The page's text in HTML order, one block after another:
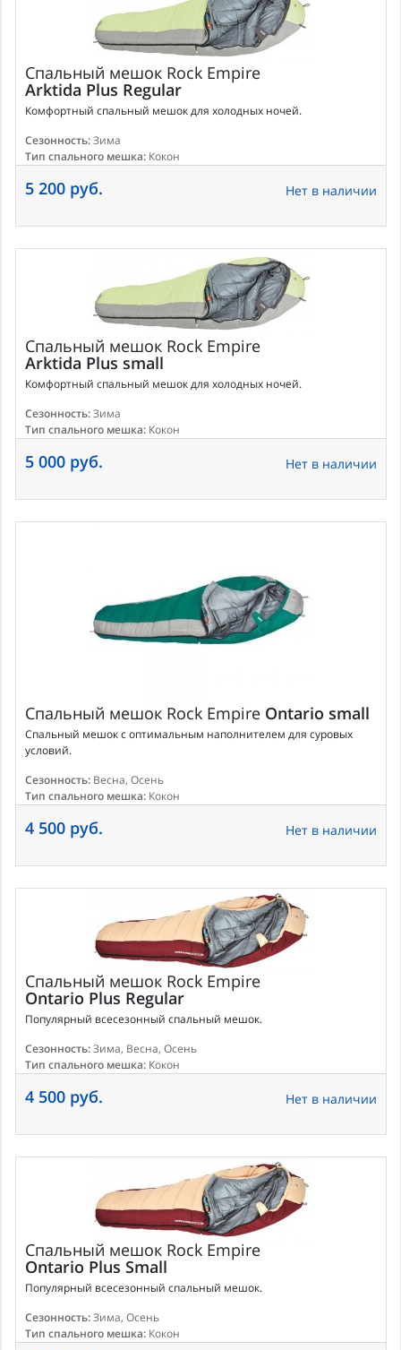
Спальный мешок Rock Empire
Arktida Plus Regular
Комфортный спальный мешок для холодных ночей.
Сезонность:Зима
Тип спального мешка: Кокон
5 200 руб. Нет в наличии
Спальный мешок Rock Empire
Arktida Plus small
Комфортный спальный мешок для холодных ночей.
Сезонность:Зима
Тип спального мешка: Кокон
5 000 руб. Нет в наличии
Спальный мешок Rock Empire Ontario small
Спальный мешок с оптимальным наполнителем для суровых
условий.
Сезонность: Весна, Осень
Тип спального мешка: Кокон
4 500 руб. Нет в наличии
Спальный мешок Rock Empire
Ontario Plus Regular
Популярный всесезонный спальный мешок.
Сезонность:Зима, Весна, Осень
Тип спального мешка: Кокон
4 500 руб. Нет в наличии
Спальный мешок Rock Empire
Ontario Plus Small
Популярный всесезонный спальный мешок.
Сезонность:Зима, Осень
Тип спального мешка: Кокон